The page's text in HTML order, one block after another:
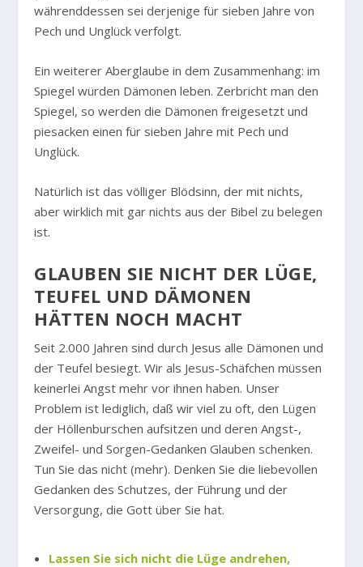
währenddessen sei derjenige für sieben Jahre von
Pech und Unglück verfolgt.
Ein weiterer Aberglaube in dem Zusammenhang: im
Spiegel würden Dämonen leben. Zerbricht man den
Spiegel, so werden die Dämonen freigesetzt und
piesacken einen für sieben Jahre mit Pech und
Unglück.
Natürlich ist das völliger Blödsinn, der mit nichts,
aber wirklich mit gar nichts aus der Bibel zu belegen
ist.
GLAUBEN SIE NICHT DER LÜGE,
TEUFEL UND DÄMONEN
HÄTTEN NOCH MACHT
Seit 2.000 Jahren sind durch Jesus alle Dämonen und
der Teufel besiegt. Wir als Jesus-Schäfchen müssen
keinerlei Angst mehr vor ihnen haben. Unser
Problem ist lediglich, daß wir viel zu oft, den Lügen
der Höllenburschen aufsitzen und deren Angst-,
Zweifel- und Sorgen-Gedanken Glauben schenken.
Tun Sie das nicht (mehr). Denken Sie die liebevollen
Gedanken des Schutzes, der Führung und der
Versorgung, die Gott über Sie hat.
Lassen Sie sich nicht die Lüge andrehen,